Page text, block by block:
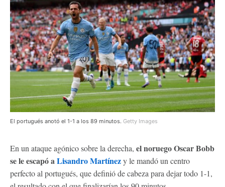
El portugués anotó el 1-1 a los 89 minutos. Getty Images
En un ataque agónico sobre la derecha, el noruego Oscar Bobb
se le escapó aLisandro Martínezy le mandó un centro
perfecto al portugués, que definió de cabeza para dejar todo 1-1,